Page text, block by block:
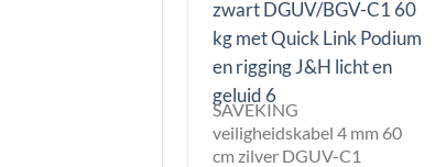
SAVEKING
veiligheidskabel 4 mm 60
cm zilver DGUV-C1